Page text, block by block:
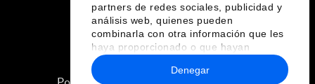
partners de redes sociales, publicidad y
análisis web, quienes pueden
combinarla con otra información que les
haya proporcionado o que hayan
recopilado a partir del uso que haya
hecho de sus servicios.
Denegar